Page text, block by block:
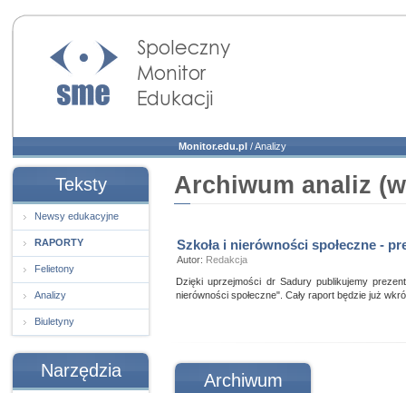
Społeczny Monitor
Edukacji
Monitor.edu.pl /Analizy
Teksty
Newsy edukacyjne
RAPORTY
Felietony
Analizy
Biuletyny
Narzędzia
Archiwum analiz
Szkoła i nierówności społeczne -
Autor: Redakcja
Dzięki uprzejmości dr Sadury publikujemy
nierówności społeczne". Cały raport będzie już
Archiwum